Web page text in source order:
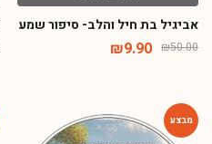
אביגיל בת חיל והלב- סיפור שמע
₪50.00
₪9.90